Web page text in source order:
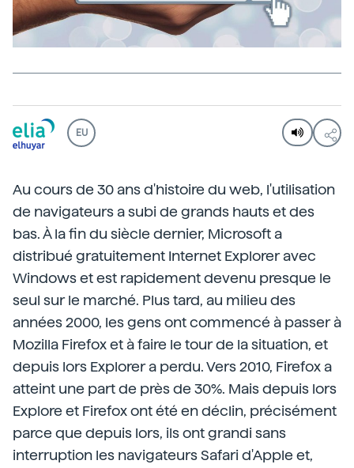
EU
Au cours de 30 ans d'histoire du web, l'utilisation
de navigateurs a subi de grands hauts et des
bas. À la fin du siècle dernier, Microsoft a
distribué gratuitement Internet Explorer avec
Windows et est rapidement devenu presque le
seul sur le marché. Plus tard, au milieu des
années 2000, les gens ont commencé à passer à
Mozilla Firefox et à faire le tour de la situation, et
depuis lors Explorer a perdu. Vers 2010, Firefox a
atteint une part de près de 30%. Mais depuis lors
Explore et Firefox ont été en déclin, précisément
parce que depuis lors, ils ont grandi sans
interruption les navigateurs Safari d'Apple et,